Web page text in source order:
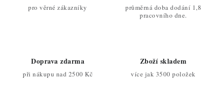
pro věrné zákazníky
průměrná doba dodání 1,8
pracovního dne.
Doprava zdarma
při nákupu nad 2500 Kč
Zboží skladem
více jak 3500 položek